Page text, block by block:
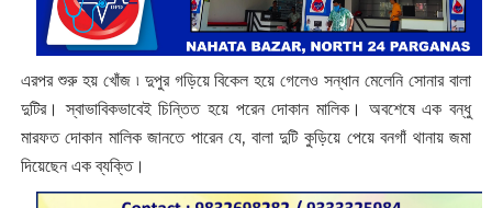
এরপর শুরু হয় খোঁজ ৷ দুপুর গড়িয়ে বিকেল হয়ে গেলেও সন্ধান মেলেনি সোনার বালা
দুটির। স্বাভাবিকভাবেই চিন্তিত হয়ে পরেন দোকান মালিক। অবশেষে এক বন্ধু
মারফত দোকান মালিক জানতে পারেন যে, বালা দুটি কুড়িয়ে পেয়ে বনগাঁ থানায় জমা
দিয়েছেন এক ব্যক্তি।